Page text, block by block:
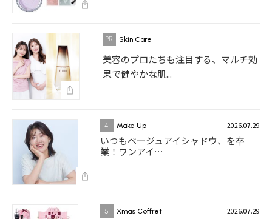
Skin Care
美容のプロたちも注目する、マルチ効
果で健やかな肌...
4 Make Up 2026.07.29
いつもベージュアイシャドウ、を卒
業！ワンアイ…
5 Xmas Coffret 2026.07.29